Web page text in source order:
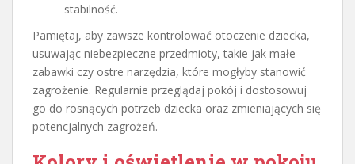
stabilność.
Pamiętaj, aby zawsze kontrolować otoczenie dziecka,
usuwając niebezpieczne przedmioty, takie jak małe
zabawki czy ostre narzędzia, które mogłyby stanowić
zagrożenie. Regularnie przeglądaj pokój i dostosowuj
go do rosnących potrzeb dziecka oraz zmieniających się
potencjalnych zagrożeń.